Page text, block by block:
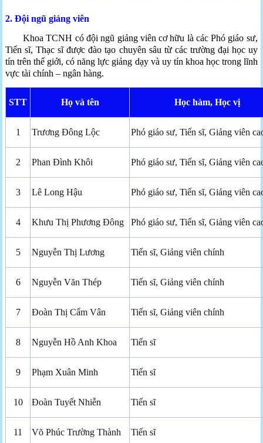
2. Đội ngũgiảng viên
Khoa TCNH có đội ngũ giảng viên cơ hữu là các Phó giáo sư,
Tiến sĩ, Thạc sĩ được đào tạo chuyên sâu từ các trường đại học uy
tín trên thế giới, có năng lực giảng dạy và uy tín khoa học trong lĩnh
vực tài chính – ngân hàng.
STT Họ và tên Học hàm, Học vị
1 Trương Đông Lộc Phó giáo sư, Tiến sĩ, Giảng viên
2 Phan Đình Khôi Phó giáo sư, Tiến sĩ, Giảng viên
3 Lê Long Hậu Phó giáo sư, Tiến sĩ, Giảng viên
4 Khưu Thị Phương Đông Phó giáo sư, Tiến sĩ, Giảng viên
5 Nguyễn Thị Lương Tiến sĩ, Giảng viên chính
6 Nguyễn Văn Thép Tiến sĩ, Giảng viên chính
7 Đoàn Thị Cẩm Vân Tiến sĩ, Giảng viên chính
8 Nguyễn Hồ Anh Khoa Tiến sĩ
9 Phạm Xuân Minh Tiến sĩ
10 Đoàn Tuyết Nhiễn Tiến sĩ
11 Võ Phúc Trường Thành Tiến sĩ